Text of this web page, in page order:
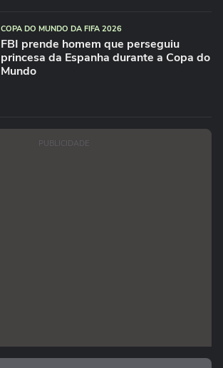
COPA DO MUNDO DA FIFA 2026
FBI prende homem que perseguiu
princesa da Espanha durante a Copa do
Mundo
PUBLICIDADE